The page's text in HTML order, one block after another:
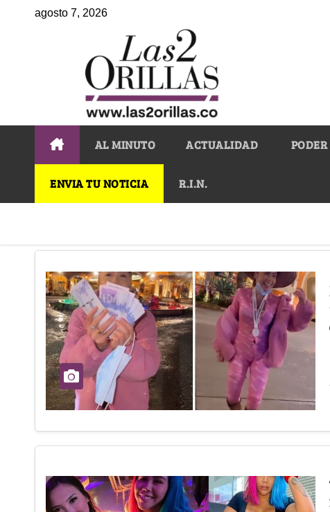
agosto 7, 2026
AL MINUTO ACTUALIDAD PODER
ENVIA TU NOTICIA R.I.N.